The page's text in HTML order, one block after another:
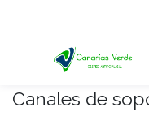
Canales de